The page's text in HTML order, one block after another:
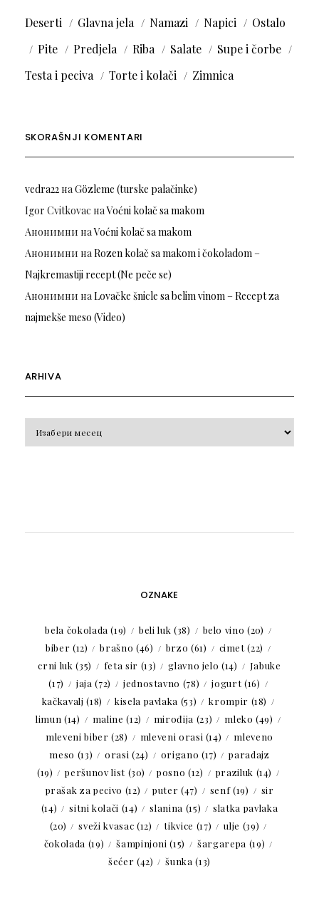
Deserti Glavna jela Namazi Napici
Ostalo
Pite
Predjela Riba Salate
Supe i čorbe
Testa i peciva
Torte i kolači Zimnica
SKORAŠNJI KOMENTARI
vedra22на Gözleme (turske palačinke)
Igor Cvitkovac наVoćni kolač sa makom
Анонимни наVoćni kolač sa makom
Анонимни на Rozen kolač sa makom i čokoladom –
Najkremastiji recept (Ne peče se)
Анонимни на Lovačke šnicle sa belim vinom – Recept za
najmekše meso (Video)
ARHIVA
OZNAKE
bela čokolada (19) beli luk (38) belo vino (20)
biber (12) brašno (46) brzo (61) cimet(22)
crni luk (35) feta sir (13) glavno jelo (14)
Jabuke
(17)
jaja (72) jednostavno (78) jogurt(16)
kačkavalj (18) kisela pavlaka (53) krompir (18)
limun (14) maline (12) mirođija (23) mleko (49)
mleveni biber (28) mleveni orasi (14)
mleveno
meso (13) orasi (24) origano (17)
paradajz
(19)
peršunov list(30) posno (12) praziluk (14)
prašak za pecivo (12) puter (47) senf(19)
sir
(14)
sitni kolači (14) slanina (15)
slatka pavlaka
(20)
sveži kvasac (12) tikvice (17) ulje (39)
čokolada (19) šampinjoni (15) šargarepa (19)
šećer (42) šunka (13)